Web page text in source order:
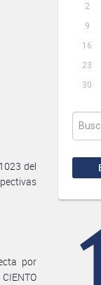
2
9
16
23
30
del
por